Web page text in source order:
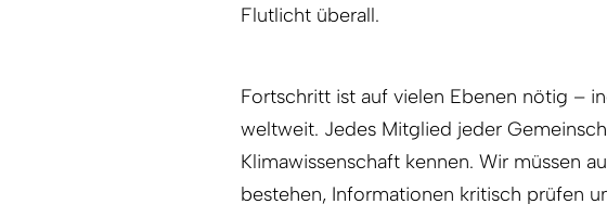
Flutlicht überall.
Fortschritt ist auf vielen Ebenen nötig –
weltweit. Jedes Mitglied jeder
Klimawissenschaft kennen. Wir müssen
bestehen, Informationen kritisch prüfen